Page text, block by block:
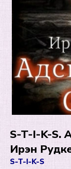
S-T-I-K-S.
Ирэн
S-T-I-K-S